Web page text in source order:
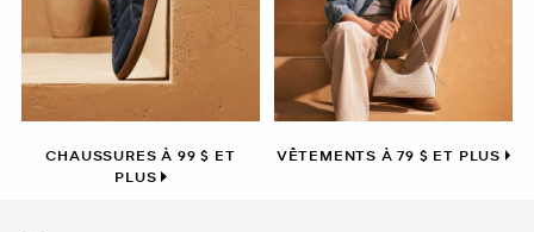
CHAUSSURES À 99 $ ET
PLUS
VÊTEMENTS À 79 $ ET PLUS